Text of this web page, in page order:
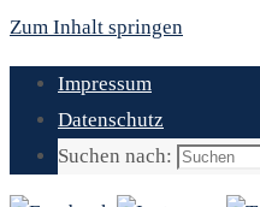
Zum Inhalt springen
Impressum
Datenschutz
Suchen nach: